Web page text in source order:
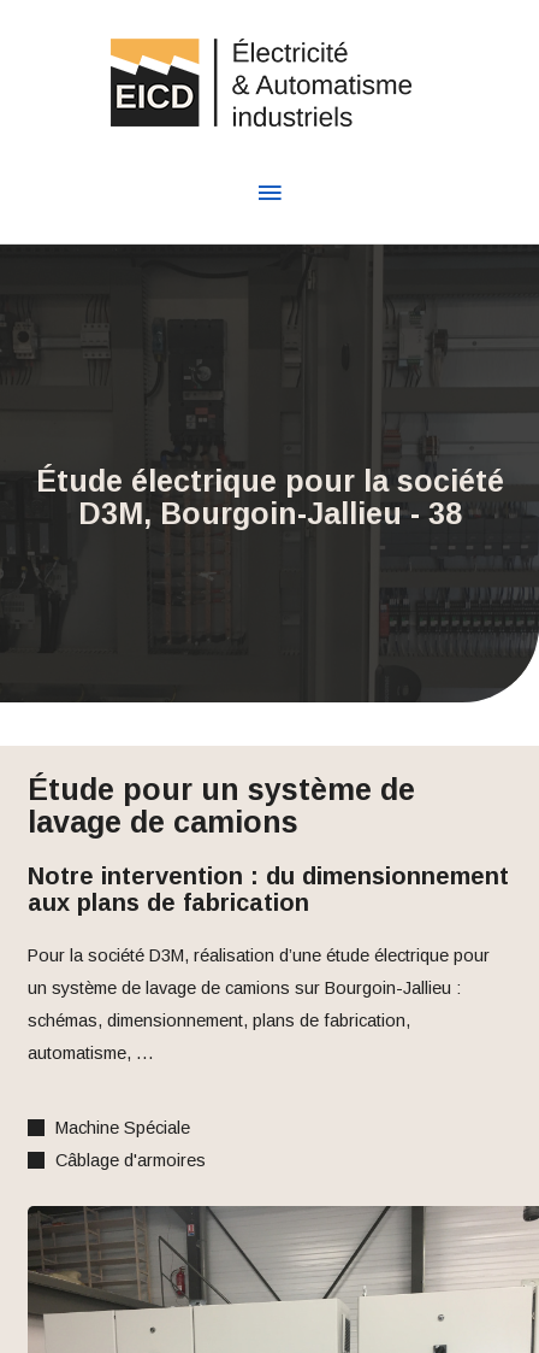
Étude électrique pour la société
D3M, Bourgoin-Jallieu - 38
Étude pour un système de
lavage de camions
Notre intervention : du dimensionnement
aux plans de fabrication
Pour la société D3M, réalisation d’une étude électrique pour
un système de lavage de camions sur Bourgoin-Jallieu :
schémas, dimensionnement, plans de fabrication,
automatisme, …
Machine Spéciale
Câblage d'armoires